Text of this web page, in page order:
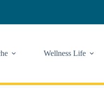
Wellness Life